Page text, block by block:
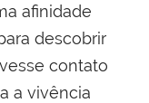
afinidade
descobrir
contato
a vivência